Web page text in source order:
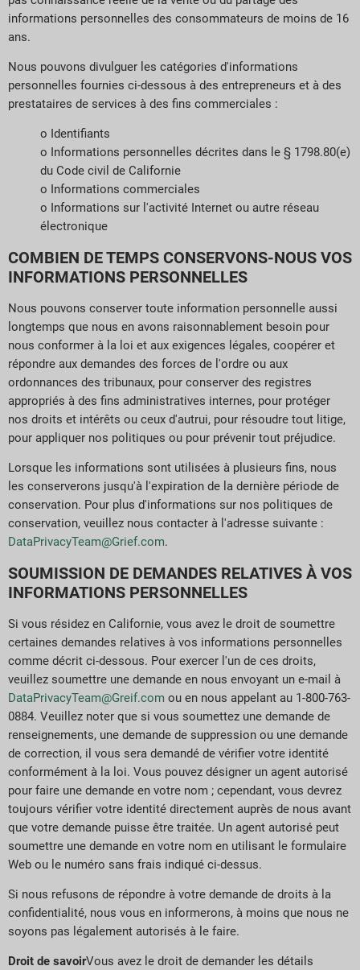
informations personnelles des consommateurs de moins de 16
ans.
Nous pouvons divulguer les catégories d'informations
personnelles fournies ci-dessous à des entrepreneurs et à des
prestataires de services à des fins commerciales :
o Identifiants
o Informations personnelles décrites dans le § 1798.80(e)
du Code civil de Californie
o Informations commerciales
o Informations sur l'activité Internet ou autre réseau
électronique
COMBIEN DE TEMPS CONSERVONS-NOUS VOS
INFORMATIONS PERSONNELLES
Nous pouvons conserver toute information personnelle aussi
longtemps que nous en avons raisonnablement besoin pour
nous conformer à la loi et aux exigences légales, coopérer et
répondre aux demandes des forces de l'ordre ou aux
ordonnances des tribunaux, pour conserver des registres
appropriés à des fins administratives internes, pour protéger
nos droits et intérêts ou ceux d'autrui, pour résoudre tout litige,
pour appliquer nos politiques ou pour prévenir tout préjudice.
Lorsque les informations sont utilisées à plusieurs fins, nous
les conserverons jusqu'à l'expiration de la dernière période de
conservation. Pour plus d'informations sur nos politiques de
conservation, veuillez nous contacter à l'adresse suivante :
DataPrivacyTeam@Grief.com.
SOUMISSION DE DEMANDES RELATIVES À VOS
INFORMATIONS PERSONNELLES
Si vous résidez en Californie, vous avez le droit de soumettre
certaines demandes relatives à vos informations personnelles
comme décrit ci-dessous. Pour exercer l'un de ces droits,
veuillez soumettre une demande en nous envoyant un e-mail à
DataPrivacyTeam@Greif.com ou en nous appelant au 1-800-763-
0884. Veuillez noter que si vous soumettez une demande de
renseignements, une demande de suppression ou une demande
de correction, il vous sera demandé de vérifier votre identité
conformément à la loi. Vous pouvez désigner un agent autorisé
pour faire une demande en votre nom ; cependant, vous devrez
toujours vérifier votre identité directement auprès de nous avant
que votre demande puisse être traitée. Un agent autorisé peut
soumettre une demande en votre nom en utilisant le formulaire
Web ou le numéro sans frais indiqué ci-dessus.
Si nous refusons de répondre à votre demande de droits à la
confidentialité, nous vous en informerons, à moins que nous ne
soyons pas légalement autorisés à le faire.
Droit de savoirVous avez le droit de demander les détails